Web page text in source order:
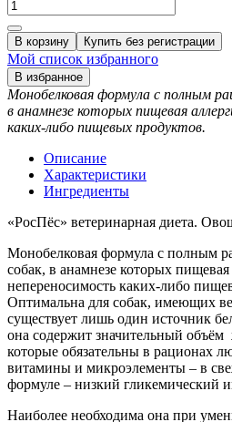
В корзину Купить без регистрации
Мой список избранного
В избранное
Монобелковая формула с полным
в анамнезе которых пищевая
каких-либо пищевых продуктов.
Описание
Характеристики
Ингредиенты
«РосПёс» ветеринарная диета.
Монобелковая формула с полным
собак, в анамнезе которых
непереносимость каких-либо
Оптимальна для собак, имеющих
существует лишь один источник
она содержит значительный
которые обязательны в рационах
витамины и микроэлементы – в
формуле – низкий гликемический
Наиболее необходима она при